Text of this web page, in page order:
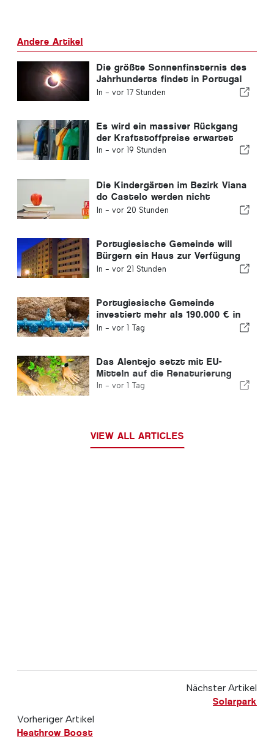
Andere Artikel
Die größte Sonnenfinsternis des
Jahrhunderts findet in Portugal
statt
In - vor 17 Stunden
Es wird ein massiver Rückgang
der Kraftstoffpreise erwartet
In - vor 19 Stunden
Die Kindergärten im Bezirk Viana
do Castelo werden nicht
geschlossen
In - vor 20 Stunden
Portugiesische Gemeinde will
Bürgern ein Haus zur Verfügung
stellen
In - vor 21 Stunden
Portugiesische Gemeinde
investiert mehr als 190.000 € in
die Wasserversorgung
In - vor 1 Tag
Das Alentejo setzt mit EU-
Mitteln auf die Renaturierung
In - vor 1 Tag
VIEW ALL ARTICLES
Nächster Artikel
Solarpark
Vorheriger Artikel
Heathrow Boost